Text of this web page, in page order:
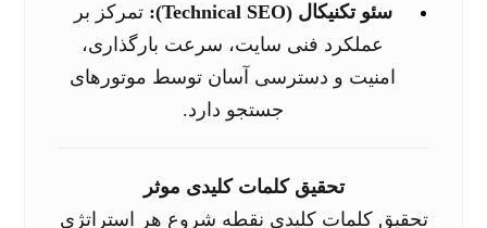
سئو تکنیکال (Technical SEO):
تمرکز بر
عملکرد فنی سایت، سرعت بارگذاری،
امنیت و دسترسی آسان توسط موتورهای
جستجو دارد.
تحقیق کلمات کلیدی موثر
تحقیق کلمات کلیدی نقطه شروع هر استراتژی